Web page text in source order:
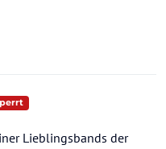
Lieblingsbands der